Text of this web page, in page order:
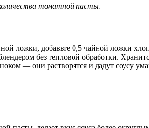
томатной пасты.
ложки, добавьте 0,5 чайной ложки
без тепловой обработки.
— они растворятся и дадут соусу